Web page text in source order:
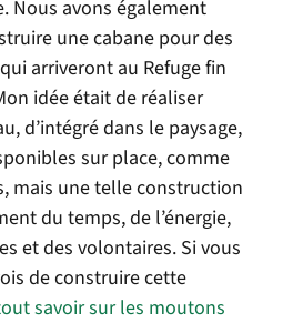
Nous avons également
une cabane pour des
arriveront au Refuge fin
idée était de réaliser
d’intégré dans le paysage,
sur place, comme
mais une telle construction
du temps, de l’énergie,
et des volontaires. Si vous
de construire cette
savoir sur les moutons